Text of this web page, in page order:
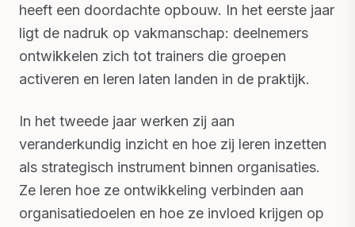
heeft een doordachte opbouw. In het eerste jaar
ligt de nadruk op vakmanschap: deelnemers
ontwikkelen zich tot trainers die groepen
activeren en leren laten landen in de praktijk.
In het tweede jaar werken zij aan
veranderkundig inzicht en hoe zij leren inzetten
als strategisch instrument binnen organisaties.
Ze leren hoe ze ontwikkeling verbinden aan
organisatiedoelen en hoe ze invloed krijgen op